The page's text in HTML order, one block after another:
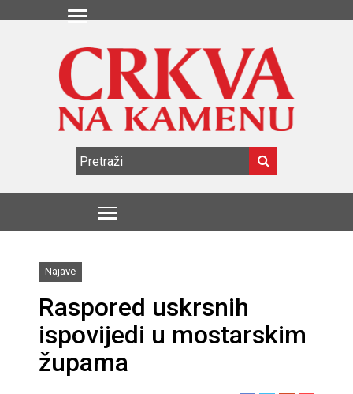
Najave
Raspored uskrsnih
ispovijedi u mostarskim
župama